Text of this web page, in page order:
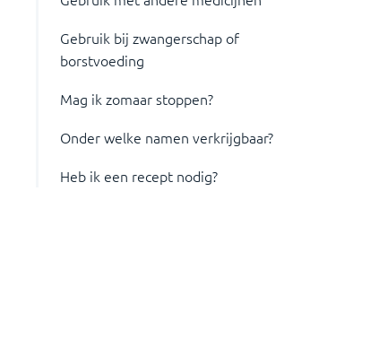
Gebruik bij zwangerschap of
borstvoeding
Mag ik zomaar stoppen?
Onder welke namen verkrijgbaar?
Heb ik een recept nodig?